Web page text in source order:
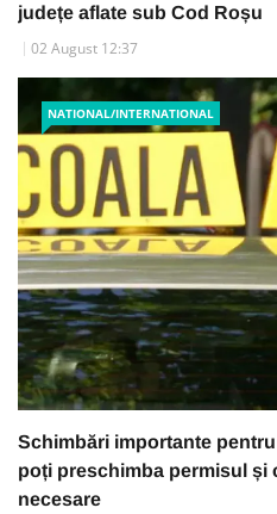
județe aflate sub Cod Roșu
02 August 12:37
NATIONAL/INTERNATIONAL
Schimbări importante
poți preschimba permisul și
necesare